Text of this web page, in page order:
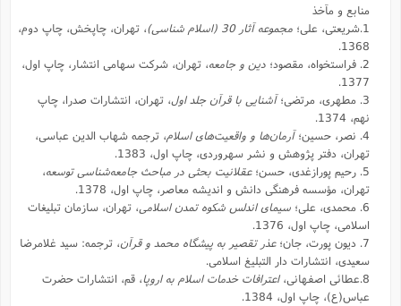
منابع و مآخذ
1.شریعتی، علی؛
مجموعه آثار 30 (اسلام شناسی)
، تهران، چاپخش، چاپ دوم،
1368.
2. فراستخواه، مقصود؛
دین و جامعه، تهران، شرکت سهامی انتشار، چاپ اول،
1377.
3. مطهری، مرتضی؛
آشنایی با قرآن جلد اول ، تهران، انتشارات صدرا، چاپ
نهم، 1374.
4. نصر، حسین؛
آرمان‌ها و واقعیت‌های اسلام، ترجمه شهاب الدین عباسی،
تهران، دفتر پژوهش و نشر سهروردی، چاپ اول، 1383.
5. رحیم پورازغدی، حسن؛
عقلانیت بحثی در مباحث جامعه‌شناسی توسعه،
تهران، مؤسسه فرهنگی دانش و اندیشه معاصر، چاپ اول، 1378.
6. محمدی، علی؛
سیمای اندلس شکوه تمدن اسلامی، تهران، سازمان تبلیغات
اسلامی، چاپ اول، 1376.
7. دیون پورت، جان؛
عذر تقصیر به پیشگاه محمد و قرآن، ترجمه: سید غلامرضا
سعیدی، انتشارات دار التبلیغ اسلامی.
8.عطائی اصفهانی،
اعترافات خدمات اسلام به اروپا، قم، انتشارات حضرت
عباس(ع)، چاپ اول، 1384.